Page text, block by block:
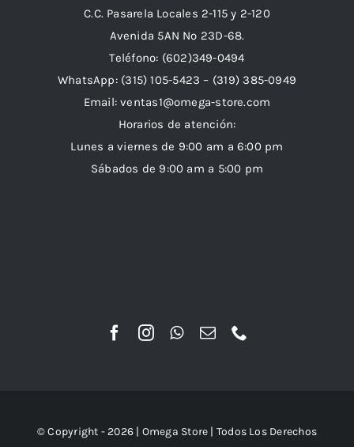
C.C. Pasarela Locales 2-115 y 2-120
Avenida 5AN Nº 23D-68.
Teléfono: (602)349-0494
WhatsApp: (315) 105-5423 – (319) 385-0949
Email:ventas1@omega-store.com
Horarios de atención:
Lunes a viernes de 9:00 am a 6:00 pm
Sábados de 9:00 am a 5:00 pm
© Copyright - 2026 | Omega Store | Todos Los Derechos